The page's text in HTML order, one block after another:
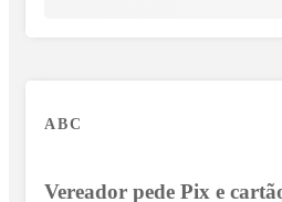
ABC
Vereador pede Pix e